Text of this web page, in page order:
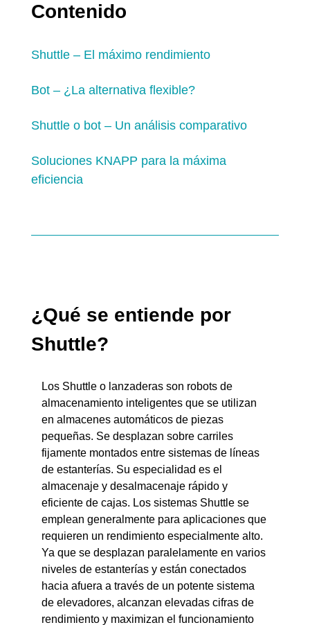
Contenido
Shuttle – El máximo rendimiento
Bot – ¿La alternativa flexible?
Shuttle o bot – Un análisis comparativo
Soluciones KNAPP para la máxima
eficiencia
¿Qué se entiende por
Shuttle?
Los Shuttle o lanzaderas son robots de
almacenamiento inteligentes que se utilizan
en almacenes automáticos de piezas
pequeñas. Se desplazan sobre carriles
fijamente montados entre sistemas de líneas
de estanterías. Su especialidad es el
almacenaje y desalmacenaje rápido y
eficiente de cajas. Los sistemas Shuttle se
emplean generalmente para aplicaciones que
requieren un rendimiento especialmente alto.
Ya que se desplazan paralelamente en varios
niveles de estanterías y están conectados
hacia afuera a través de un potente sistema
de elevadores, alcanzan elevadas cifras de
rendimiento y maximizan el funcionamiento